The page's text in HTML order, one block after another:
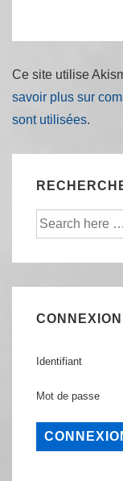
Ce site utilise
savoir plus sur
sont utilisées.
Recherche
CONNEXION
Identifiant
Mot de passe